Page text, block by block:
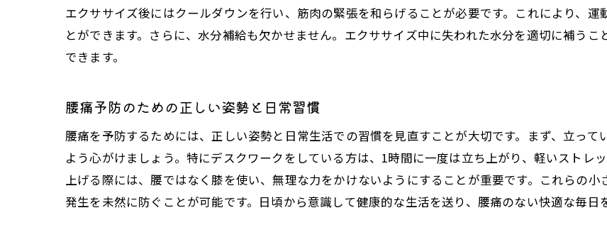
エクササイズ後にはクールダウンを行い、筋肉の緊張を和らげることが必要です。これにより、
とができます。さらに、水分補給も欠かせません。エクササイズ中に失われた水分を適切に補う
できます。
腰痛予防のための正しい姿勢と日常習慣
腰痛を予防するためには、正しい姿勢と日常生活での習慣を見直すことが大切です。まず、立っ
よう心がけましょう。特にデスクワークをしている方は、1時間に一度は立ち上がり、軽いストレ
上げる際には、腰ではなく膝を使い、無理な力をかけないようにすることが重要です。これらの
発生を未然に防ぐことが可能です。日頃から意識して健康的な生活を送り、腰痛のない快適な毎日